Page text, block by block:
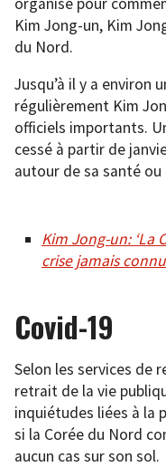
Kim Jong-un, Kim
du Nord.
Jusqu’à il y a environ
régulièrement Kim
officiels importants.
cessé à partir de
autour de sa santé ou
Kim Jong-un: ‘La
crise jamais
Covid-19
Selon les services de
retrait de la vie
inquiétudes liées à la
si la Corée du Nord
aucun cas sur son sol.